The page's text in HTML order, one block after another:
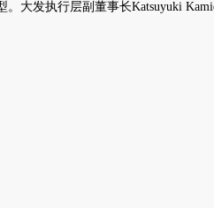
。大发执行层副董事长Katsuyuki